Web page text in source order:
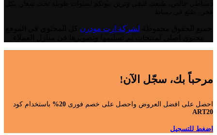
لشركة ارت مودرن
مرحباً بك، سجّل الآن!
احصل على افضل العروض واحصل على خصم فورى 20%
باستخدام كود
ART20
اضغط للتسجيل